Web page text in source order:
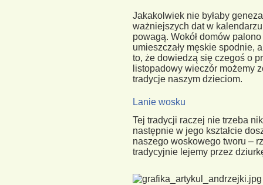
Jakakolwiek nie byłaby
ważniejszych dat w
powagą. Wokół domów
umieszczały męskie spodnie,
to, że dowiedzą się czegoś o
listopadowy wieczór możemy
tradycje naszym dzieciom.
Lanie wosku
Tej tradycji raczej nie trzeba
następnie w jego kształcie
naszego woskowego tworu –
tradycyjnie lejemy przez